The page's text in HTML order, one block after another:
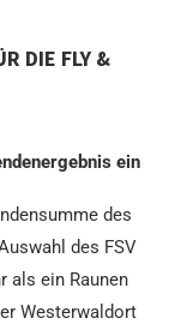
DIE FLY &
ein
des
des FSV
als ein Raunen
Westerwaldort